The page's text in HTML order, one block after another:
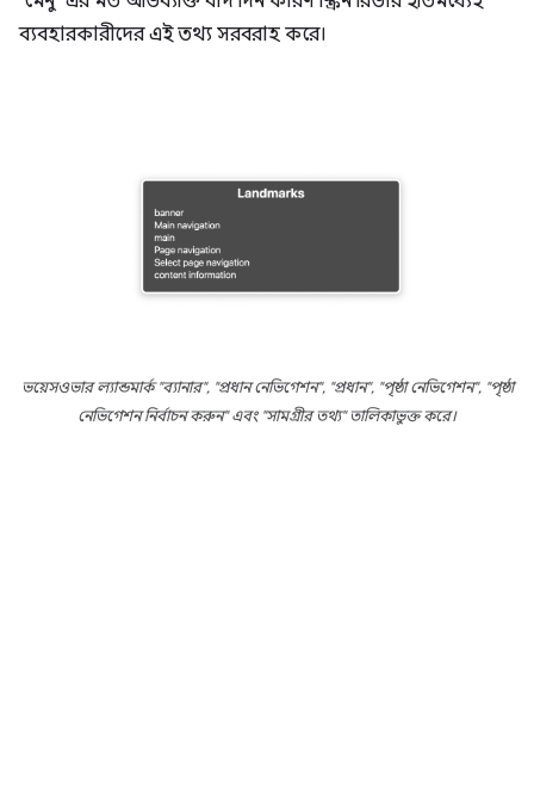
ব্যবহারকারীদের এই তথ্য সরবরাহ করে।
ভয়েসওভার ল্যান্ডমার্ক "ব্যানার", "প্রধান নেভিগেশন", "প্রধান", "পৃষ্ঠা নেভিগেশন", "পৃষ্ঠা
নেভিগেশন নির্বাচন করুন" এবং "সামগ্রীর তথ্য" তালিকাভুক্ত করে।